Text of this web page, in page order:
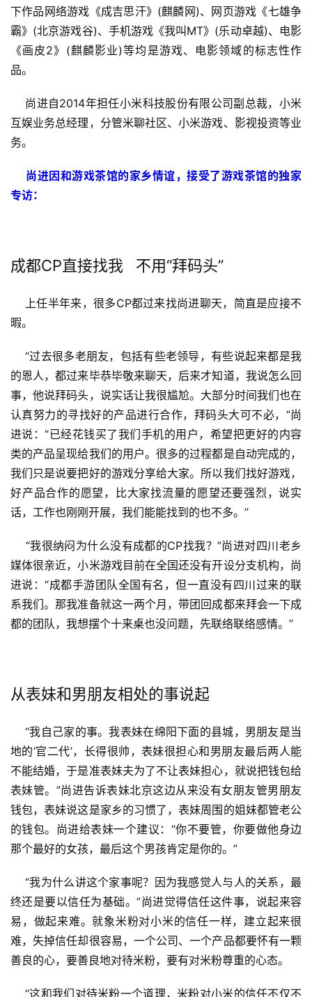
页
原
创
游
游
戏
单
机
游
戏
休
闲
游
戏
下作品网络游戏《成吉思汗》(麒麟网)、网页游戏《七雄争
霸》(北京游戏谷)、手机游戏《我叫MT》(乐动卓越)、电影
《画皮2》(麒麟影业)等均是游戏、电影领域的标志性作
品。
尚进自2014年担任小米科技股份有限公司副总裁，小米
互娱业务总经理，分管米聊社区、小米游戏、影视投资等业
务。
尚进因和游戏茶馆的家乡情谊，接受了游戏茶馆的独家
专访：
成都CP直接找我   不用“拜码头”
上任半年来，很多CP都过来找尚进聊天，简直是应接不
暇。
“过去很多老朋友，包括有些老领导，有些说起来都是我
的恩人，都过来毕恭毕敬来聊天，后来才知道，我说怎么回
事，他说拜码头，说实话让我很尴尬。大部分时间我们也在
认真努力的寻找好的产品进行合作，拜码头大可不必，”尚
进说：“已经花钱买了我们手机的用户，希望把更好的内容
类的产品呈现给我们的用户。很多的过程都是自动完成的，
我们只是说要把好的游戏分享给大家。所以我们找好游戏，
好产品合作的愿望，比大家找流量的愿望还要强烈，说实
话，工作也刚刚开展，我们能能找到的也不多。”
“我很纳闷为什么没有成都的CP找我？”尚进对四川老乡
媒体很亲近，小米游戏目前在全国还没有开设分支机构，尚
进说：“成都手游团队全国有名，但一直没有四川过来的联
系我们。那我准备就这一两个月，带团回成都来拜会一下成
都的团队，我想摆个十来桌也没问题，先联络联络感情。”
从表妹和男朋友相处的事说起
“我自己家的事。我表妹在绵阳下面的县城，男朋友是当
地的‘官二代’，长得很帅，表妹很担心和男朋友最后两人能
不能结婚，于是准表妹夫为了不让表妹担心，就说把钱包给
表妹管。”尚进告诉表妹北京这边从来没有女朋友管男朋友
钱包，表妹说这是家乡的习惯了，表妹周围的姐妹都管老公
的钱包。尚进给表妹一个建议：“你不要管，你要做他身边
那个最好的女孩，最后这个男孩肯定是你的。”
“我为什么讲这个家事呢？因为我感觉人与人的关系，最
终还是要以信任为基础。”尚进觉得信任这件事，说起来容
易，做起来难。就象米粉对小米的信任一样，建立起来很
难，失掉信任却很容易，一个公司、一个产品都要怀有一颗
善良的心，要善良地对待米粉，要有对米粉尊重的心态。
“这和我们对待米粉一个道理，米粉对小米的信任不仅不